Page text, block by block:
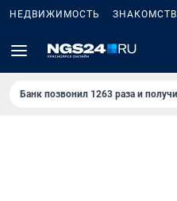
НЕДВИЖИМОСТЬ
Банк позвонил 1263 раза и